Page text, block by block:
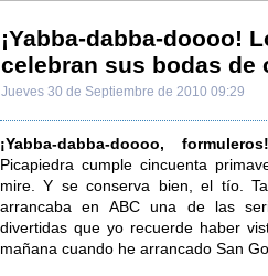
¡Yabba-dabba-doooo!
celebran sus bodas de
Jueves 30 de Septiembre de 2010 09:29
¡Yabba-dabba-doooo, formuleros!
Picapiedra cumple cincuenta
mire. Y se conserva bien, el tío.
arrancaba en ABC una de las
divertidas que yo recuerde haber
mañana cuando he arrancado San